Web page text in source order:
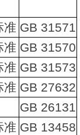
准 GB 31571
准 GB 31570
准 GB 31573
准 GB 27632
GB 26131
准 GB 13458